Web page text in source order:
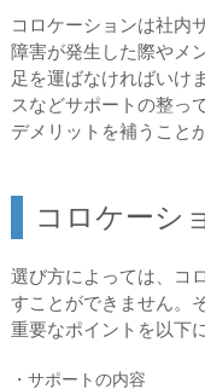
コロケーションは社内
障害が発生した際やメ
足を運ばなければいけ
スなどサポートの整っ
デメリットを補うこと
コロケーシ
選び方によっては、コ
すことができません。
重要なポイントを以下
・サポートの内容